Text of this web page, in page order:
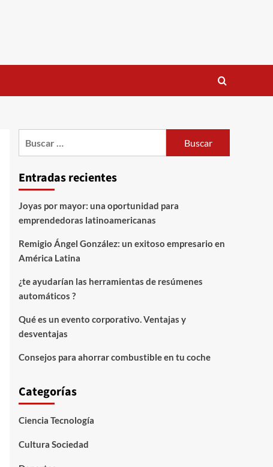
Entradas recientes
Joyas por mayor: una oportunidad para
emprendedoras latinoamericanas
Remigio Ángel González: un exitoso empresario en
América Latina
¿te ayudarían las herramientas de resúmenes
automáticos ?
Qué es un evento corporativo. Ventajas y
desventajas
Consejos para ahorrar combustible en tu coche
Categorías
Ciencia Tecnología
Cultura Sociedad